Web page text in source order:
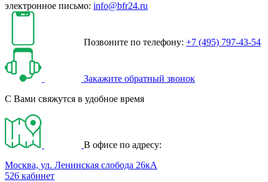
электронное письмо: info@bfr24.ru
Позвоните по телефону: +7 (495) 797-43-54
Закажите обратный звонок
С Вами свяжутся в удобное время
В офисе по адресу:
Москва, ул. Ленинская слобода 26кА
526 кабинет